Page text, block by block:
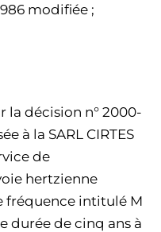
modifiée ;
la décision n° 2000-
à la SARL CIRTES
de
hertzienne
fréquence intitulé M
durée de cinq ans à